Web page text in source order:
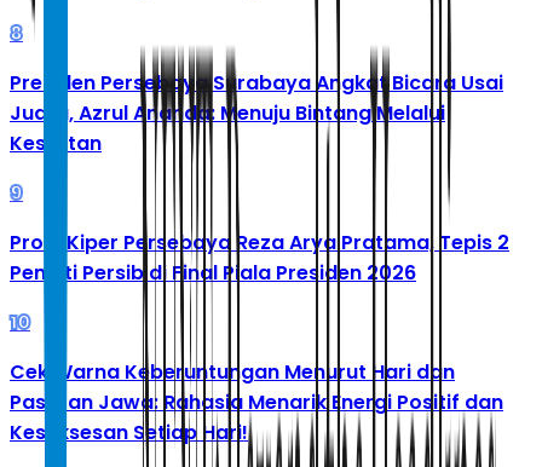
8
Presiden Persebaya Surabaya Angkat Bicara Usai
Juara, Azrul Ananda: Menuju Bintang Melalui
Kesulitan
9
Profil Kiper Persebaya Reza Arya Pratama, Tepis 2
Penalti Persib di Final Piala Presiden 2026
10
Cek Warna Keberuntungan Menurut Hari dan
Pasaran Jawa: Rahasia Menarik Energi Positif dan
Kesuksesan Setiap Hari!